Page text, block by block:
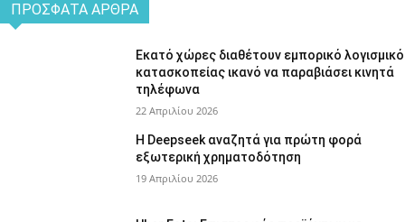
ΠΡΌΣΦΑΤΑ ΆΡΘΡΑ
Εκατό χώρες διαθέτουν εμπορικό λογισμικό
κατασκοπείας ικανό να παραβιάσει κινητά
τηλέφωνα
22 Απριλίου 2026
Η Deepseek αναζητά για πρώτη φορά
εξωτερική χρηματοδότηση
19 Απριλίου 2026